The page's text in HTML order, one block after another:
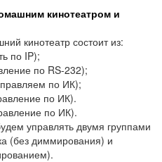
кинотеатром и
кинотеатр состоит из:
по IP);
по RS-232);
по ИК);
по ИК).
по ИК).
управлять двумя группами
(без диммирования) и